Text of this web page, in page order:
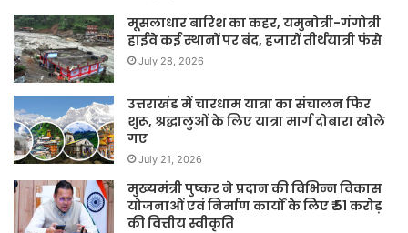
मूसलाधार बारिश का कहर, यमुनोत्री-गंगोत्री
हाईवे कई स्थानों पर बंद, हजारों तीर्थयात्री फंसे
July 28, 2026
उत्तराखंड में चारधाम यात्रा का संचालन फिर
शुरू, श्रद्धालुओं के लिए यात्रा मार्ग दोबारा खोले
गए
July 21, 2026
मुख्यमंत्री पुष्कर ने प्रदान की विभिन्न विकास
योजनाओं एवं निर्माण कार्यों के लिए ₹ 51 करोड़
की वित्तीय स्वीकृति